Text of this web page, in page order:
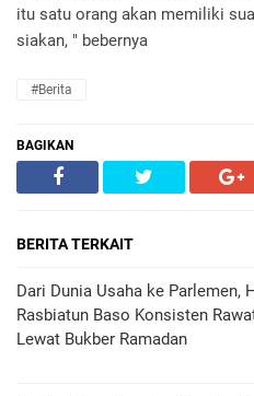
itu satu orang akan memiliki
siakan, " bebernya
#Berita
BAGIKAN
BERITA TERKAIT
Dari Dunia Usaha ke Parlemen,
Rasbiatun Baso Konsisten
Lewat Bukber Ramadan